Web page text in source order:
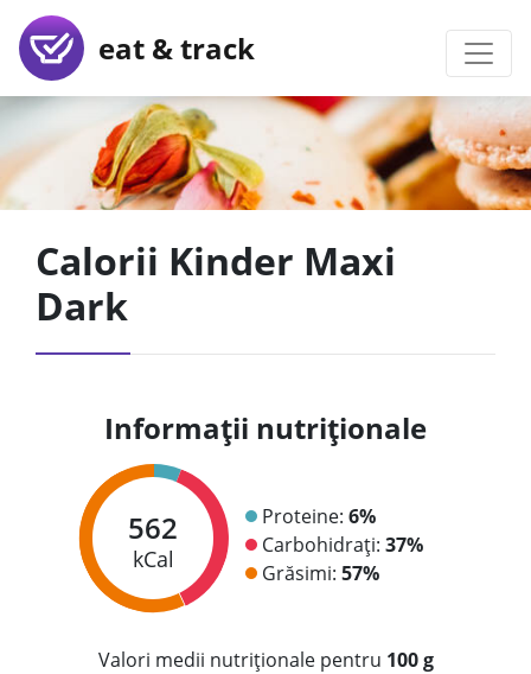
eat & track
Calorii Kinder Maxi
Dark
Informații nutriționale
562
kCal
Proteine: 6%
Carbohidrați: 37%
Grăsimi: 57%
Valori medii nutriționale pentru 100 g